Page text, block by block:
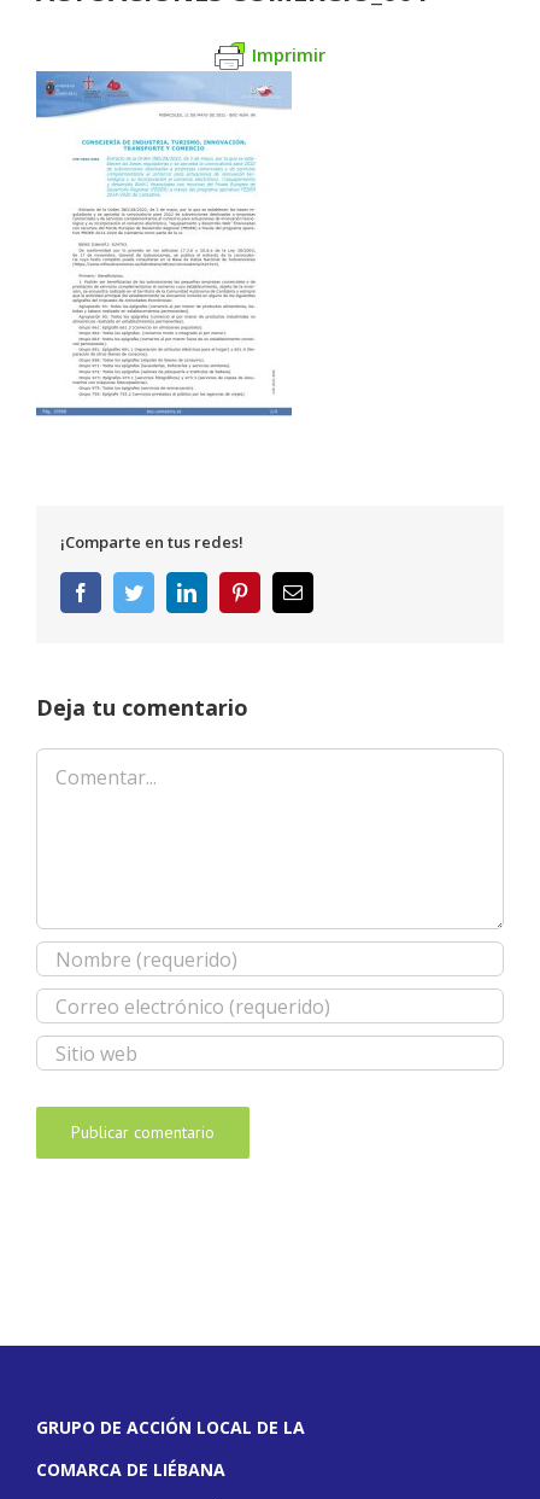
Imprimir
¡Comparte en tus redes!
FacebookTwitterLinkedInPinterestCorreo
electrónico
Deja tu comentario
Comentar
GRUPO DE ACCIÓN LOCAL DE LA
COMARCA DE LIÉBANA